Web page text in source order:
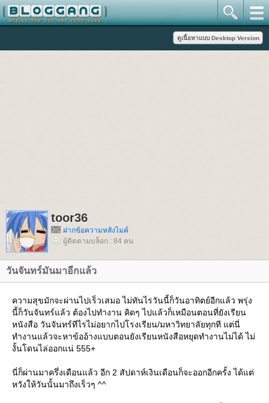
toor36
ฝากข้อความหลังไมค์
ผู้ติดตามบล็อก : 84 คน
วันจันทร์มันมาอีกแล้ว
ความสุขมักจะผ่านไปเร็วเสมอ ไม่ทันไรวันนี้ก็วันอาทิตย์อีกแล้ว พรุ่ง
นี้ก็วันจันทร์แล้ว ต้องไปทำงาน คิดๆ ไปแล้วก็เหมือนตอนที่ยังเรียน
หนังสือ วันจันทร์ทีไรไม่อยากไปโรงเรียน/มหาวิทยาลัยทุกที แต่นี่
ทำงานแล้วจะหาข้ออ้างแบบตอนยังเรียนหนังสือหยุดทำงานไม่ได้ ไม่
งั้นโดนไล่ออกแน่ 555+
นี่ก็ผ่านมาครึ่งเดือนแล้ว อีก 2 สัปดาห์เงินเดือนก็จะออกอีกครั้ง ได้แต่
หวังให้วันนั้นมาถึงเร็วๆ ^^